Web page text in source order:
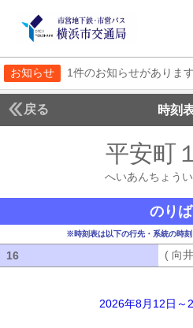
お知らせ 1件のお知らせがあります
戻る 時刻
平安町
へいあんちょう
のり
※時刻表は以下の行先・系統の時
16 ( 向
2026年8月12日～